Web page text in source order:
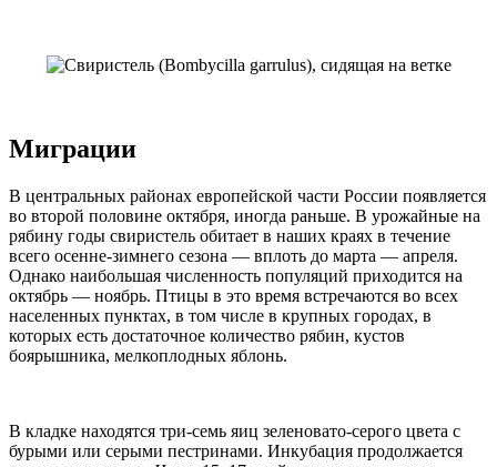
Миграции
В центральных районах европейской части России появляется
во второй половине октября, иногда раньше. В урожайные на
рябину годы свиристель обитает в наших краях в течение
всего осенне-зимнего сезона — вплоть до марта — апреля.
Однако наибольшая численность популяций приходится на
октябрь — ноябрь. Птицы в это время встречаются во всех
населенных пунктах, в том числе в крупных городах, в
которых есть достаточное количество рябин, кустов
боярышника, мелкоплодных яблонь.
В кладке находятся три-семь яиц зеленовато-серого цвета с
бурыми или серыми пестринами. Инкубация продолжается